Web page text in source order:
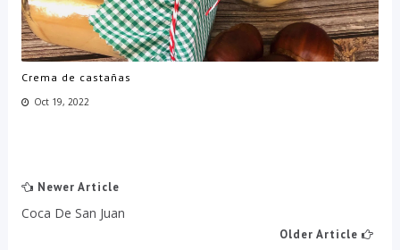
Crema de castañas
Oct 19, 2022
Newer Article
Coca De San Juan
Older Article